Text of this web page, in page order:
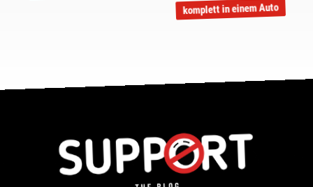
komplett in einem Auto